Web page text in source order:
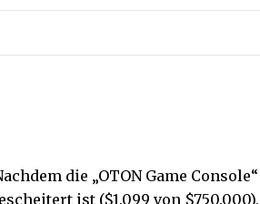
die „OTON Game Console“
ist ($1.099 von $750.000),